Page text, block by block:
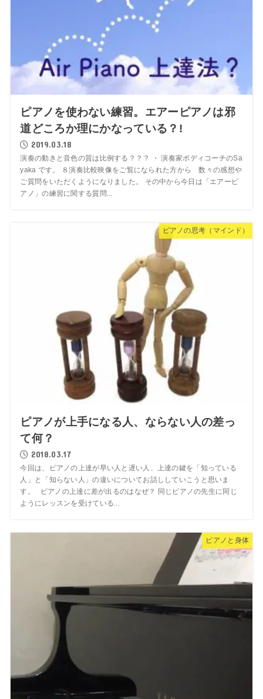
ピアノを使わない練習。エアーピアノは邪
道どころか理にかなっている？!
2019.03.18
演奏の動きと音色の質は比例する？？？ ・ 演奏家ボディコーチのSa
yaka です。 ８演奏比較映像をご覧になられた方から 数々の感想や
ご質問をいただくようになりました。 その中から今日は「エアーピ
アノ」の練習に関する質問...
ピアノの思考（マインド）
ピアノが上手になる人、ならない人の差っ
て何？
2018.03.17
今回は、ピアノの上達が早い人と遅い人、上達の鍵を「知っている
人」と「知らない人」の違いについてお話ししていこうと思いま
す。 ピアノの上達に差が出るのはなぜ？ 同じピアノの先生に同じ
ようにレッスンを受けている...
ピアノと身体